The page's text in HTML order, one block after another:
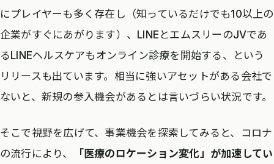
にプレイヤーも多く存在し（知っているだけでも10以上の
企業がすぐにあがります）、LINEとエムスリーのJVであ
るLINEヘルスケアもオンライン診療を開始する、という
リリースも出ています。相当に強いアセットがある会社で
ないと、新規の参入機会があるとは言いづらい状況です。
そこで視野を広げて、事業機会を探索してみると、コロナ
の流行により、
「医療のロケーション変化」が加速してい